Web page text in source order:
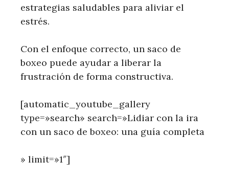
estrategias saludables para aliviar el
estrés.
Con el enfoque correcto, un saco de
boxeo puede ayudar a liberar la
frustración de forma constructiva.
[automatic_youtube_gallery
type=»search» search=»Lidiar con la ira
con un saco de boxeo: una guía completa
» limit=»1″]